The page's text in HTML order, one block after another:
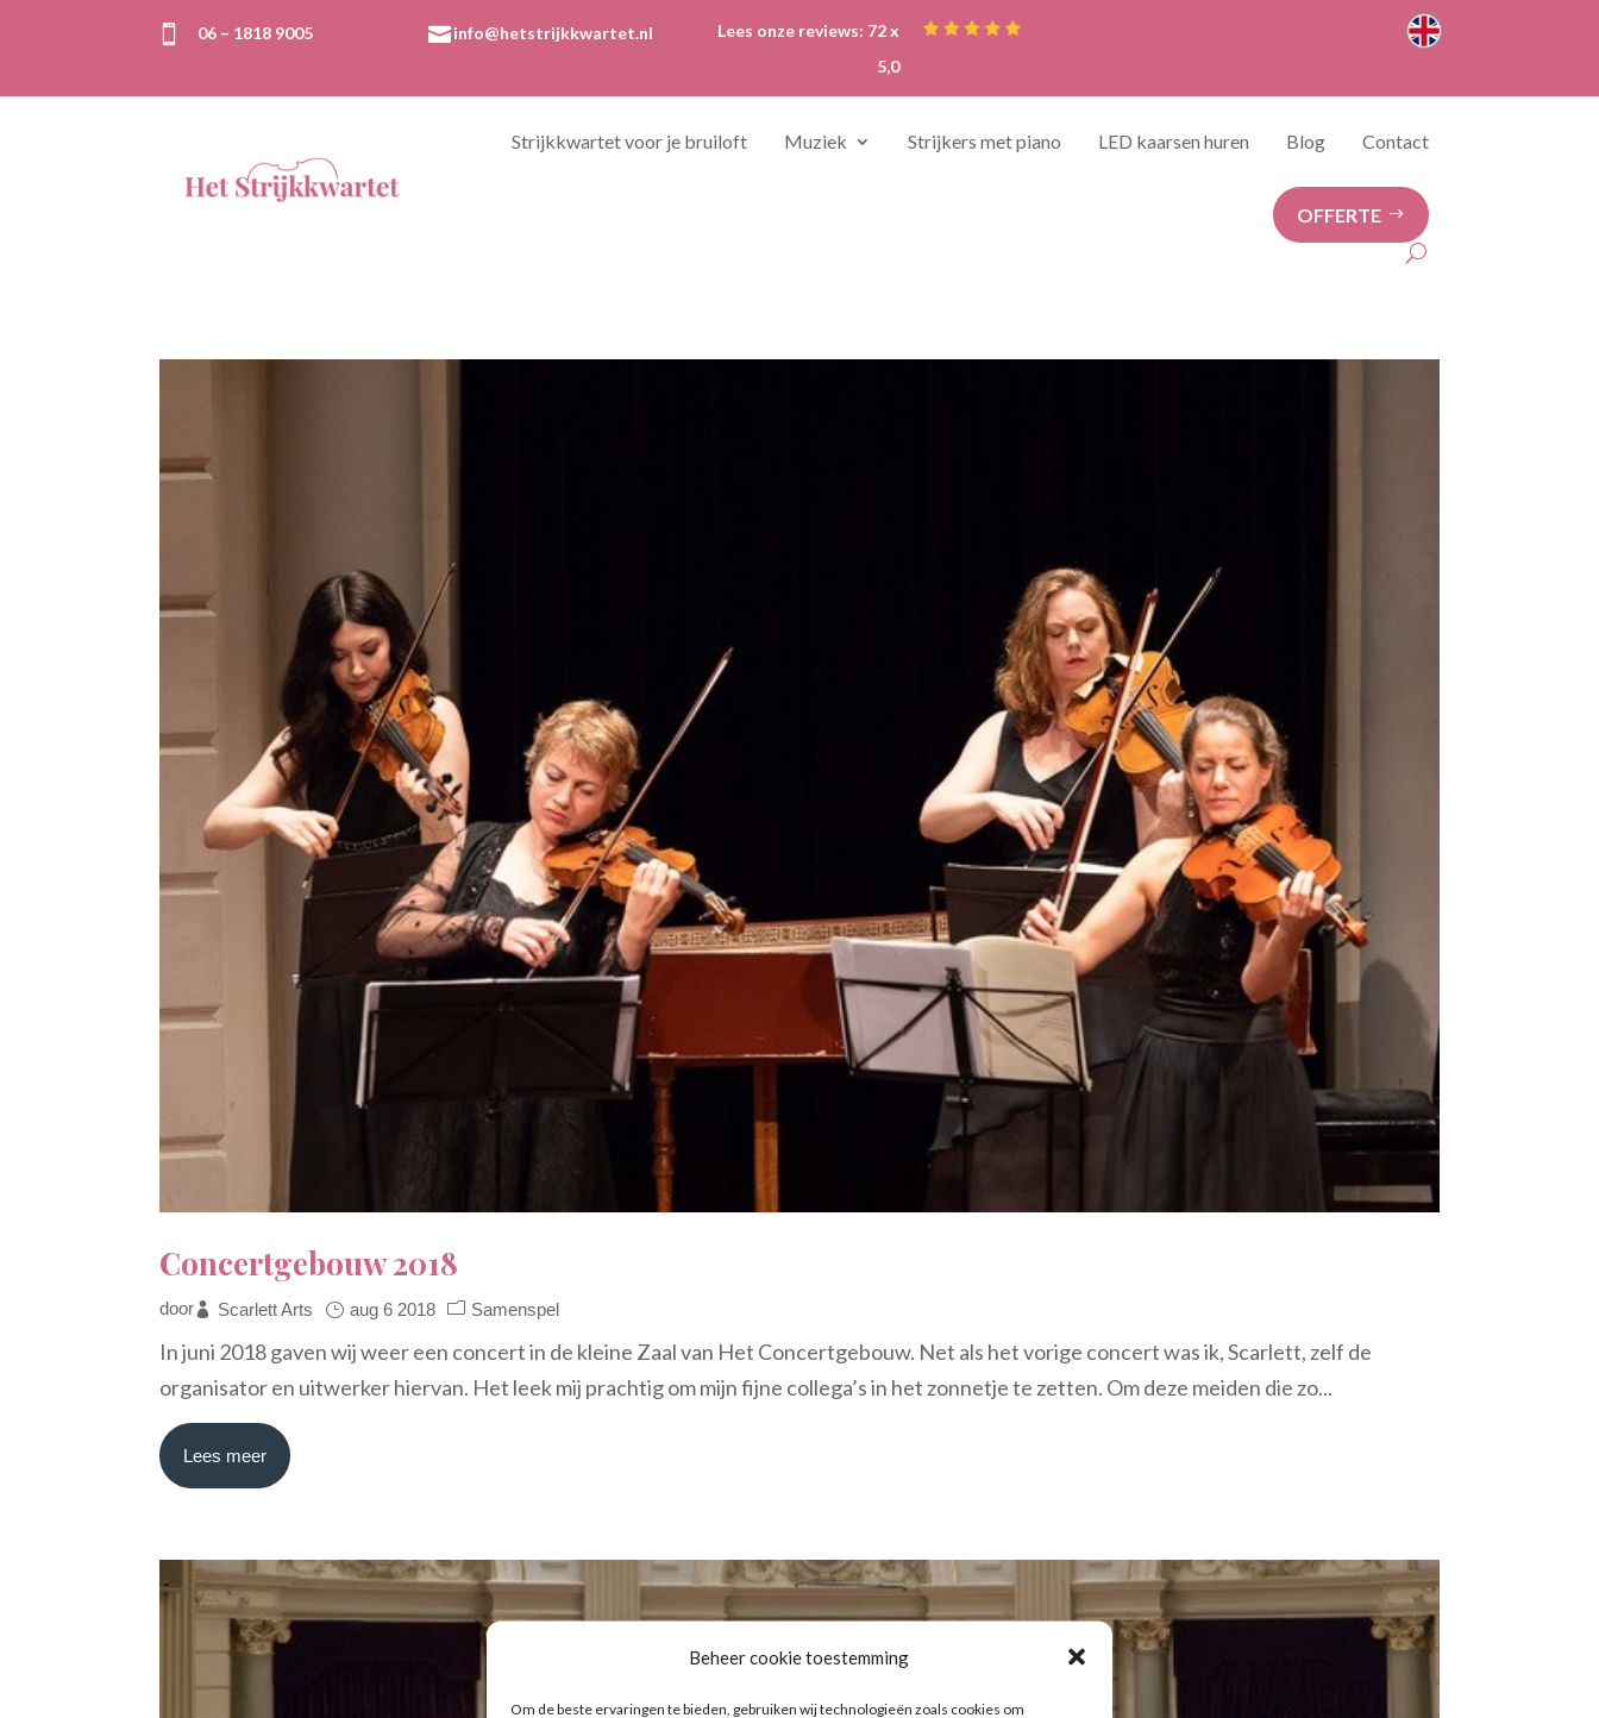
Beheer cookie toestemming
Om de beste ervaringen te bieden, gebruiken wij technologieën zoals cookies om
 06 – 1818 9005 info@hetstrijkkwartet.nl
Lees onze reviews: 72 x
5,0
Strijkkwartet voor je bruiloft Muziek Strijkers met piano LED kaarsen huren Blog Contact
OFFERTE
Concertgebouw 2018
door Scarlett Arts aug 6 2018 Samenspel
In juni 2018 gaven wij weer een concert in de kleine Zaal van Het Concertgebouw. Net als het vorige concert was ik, Scarlett, zelf de
organisator en uitwerker hiervan. Het leek mij prachtig om mijn fijne collega’s in het zonnetje te zetten. Om deze meiden die zo...
Lees meer